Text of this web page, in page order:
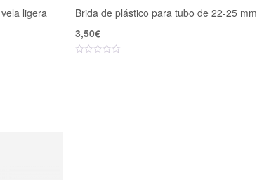
ligera
Brida de plástico para tubo de 22-25 mm
3,50€